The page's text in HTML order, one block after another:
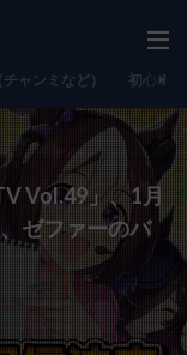
ャンミなど） 初心者
Vol.49」、1月
ゼファーのバ